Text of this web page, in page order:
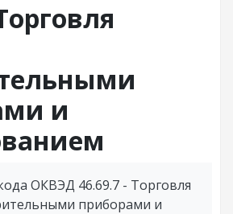
и
ОКВЭД 46.69.7 - Торговля
приборами и